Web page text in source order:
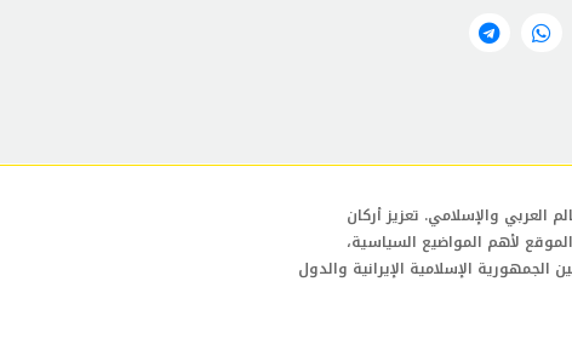
العربي والإسلامي. تعزيز أركان
لأهم المواضيع السياسية،
الجمهورية الإسلامية الإيرانية والدول